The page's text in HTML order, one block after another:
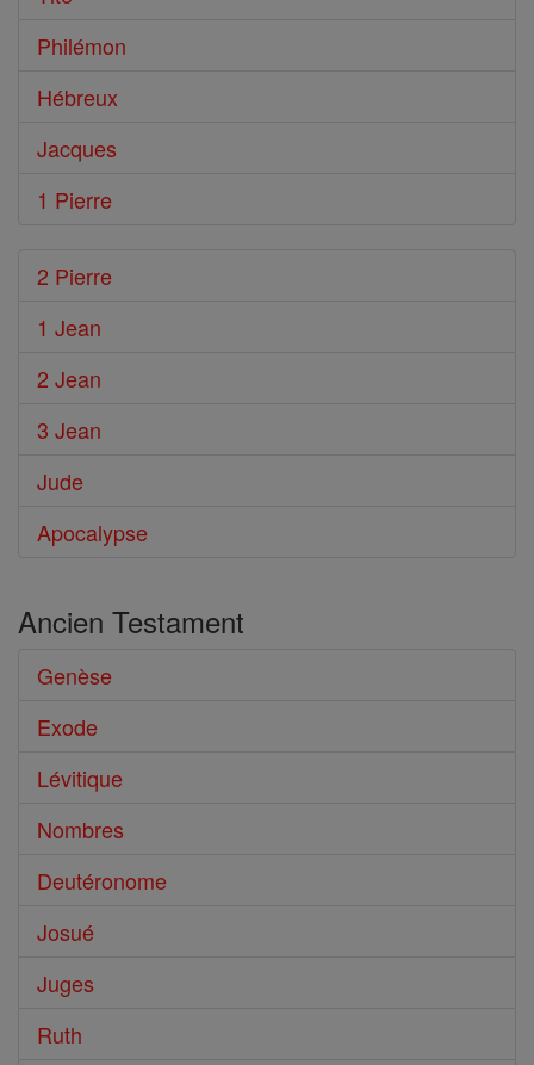
Philémon
Hébreux
Jacques
1 Pierre
2 Pierre
1 Jean
2 Jean
3 Jean
Jude
Apocalypse
Ancien Testament
Genèse
Exode
Lévitique
Nombres
Deutéronome
Josué
Juges
Ruth